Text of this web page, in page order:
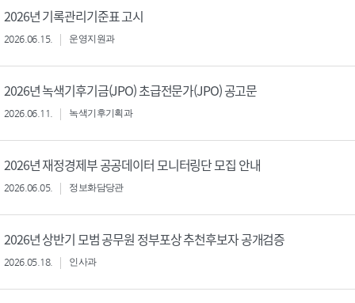
2026년 기록관리기준표 고시
2026.06.15. 운영지원과
2026년 녹색기후기금(JPO) 초급전문가(JPO) 공고문
2026.06.11. 녹색기후기획과
2026년 재정경제부 공공데이터 모니터링단 모집 안내
2026.06.05. 정보화담당관
2026년 상반기 모범 공무원 정부포상 추천후보자 공개검증
2026.05.18. 인사과